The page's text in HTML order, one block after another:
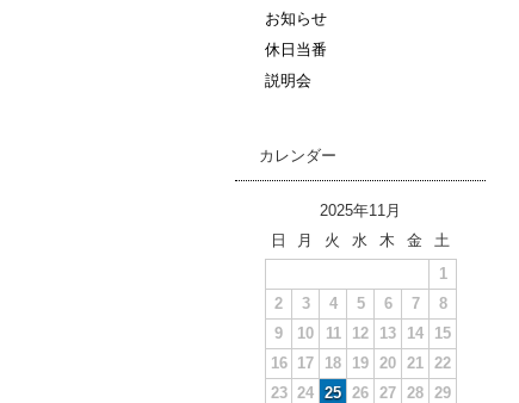
お知らせ
休日当番
説明会
カレンダー
2025年11月
日
月 火 水 木 金
土
1
2
3 4 5 6 7
8
9
10 11 12 13 14
15
16
17 18 19 20 21 22
23 24 25 26 27 28 29